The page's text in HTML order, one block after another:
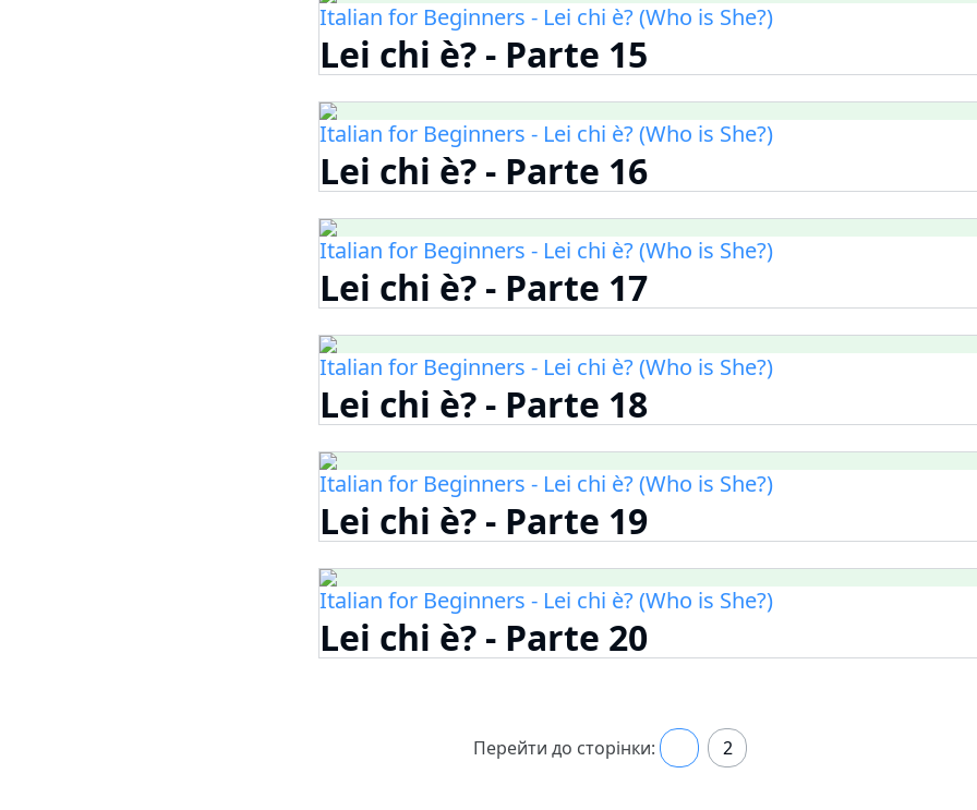
Italian for Beginners - Lei chi è? (Who is She?)
Lei chi è? - Parte 15
Italian for Beginners - Lei chi è? (Who is She?)
Lei chi è? - Parte 16
Italian for Beginners - Lei chi è? (Who is She?)
Lei chi è? - Parte 17
Italian for Beginners - Lei chi è? (Who is She?)
Lei chi è? - Parte 18
Italian for Beginners - Lei chi è? (Who is She?)
Lei chi è? - Parte 19
Italian for Beginners - Lei chi è? (Who is She?)
Lei chi è? - Parte 20
Перейти до сторінки: 2